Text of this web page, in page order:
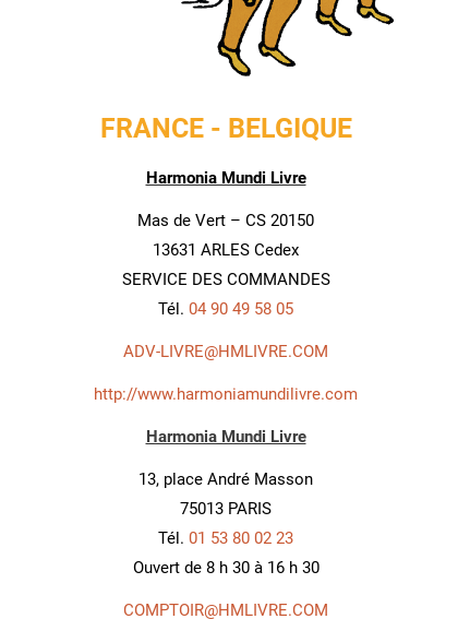
FRANCE - BELGIQUE
Harmonia Mundi Livre
Mas de Vert – CS 20150
13631 ARLES Cedex
SERVICE DES COMMANDES
Tél. 04 90 49 58 05
ADV-LIVRE@HMLIVRE.COM
http://www.harmoniamundilivre.com
Harmonia Mundi Livre
13, place André Masson
75013 PARIS
Tél. 01 53 80 02 23
Ouvert de 8 h 30 à 16 h 30
COMPTOIR@HMLIVRE.COM